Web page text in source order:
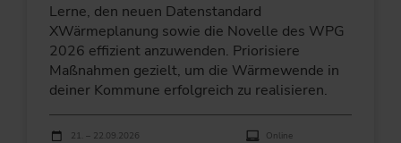
Lerne, den neuen Datenstandard
XWärmeplanung sowie die Novelle des WPG
2026 effizient anzuwenden. Priorisiere
Maßnahmen gezielt, um die Wärmewende in
deiner Kommune erfolgreich zu realisieren.
Durchführungen
Veranstaltungsdatum
21. – 22.09.2026
Online